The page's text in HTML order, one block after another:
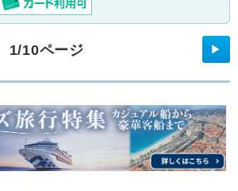
1/10ページ ▶